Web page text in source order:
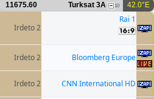
42.0°E
Turksat 3A 10
11675.60
Rai 1
Irdeto 2
Bloomberg Europe
Irdeto 2
CNN International HD
Irdeto 2